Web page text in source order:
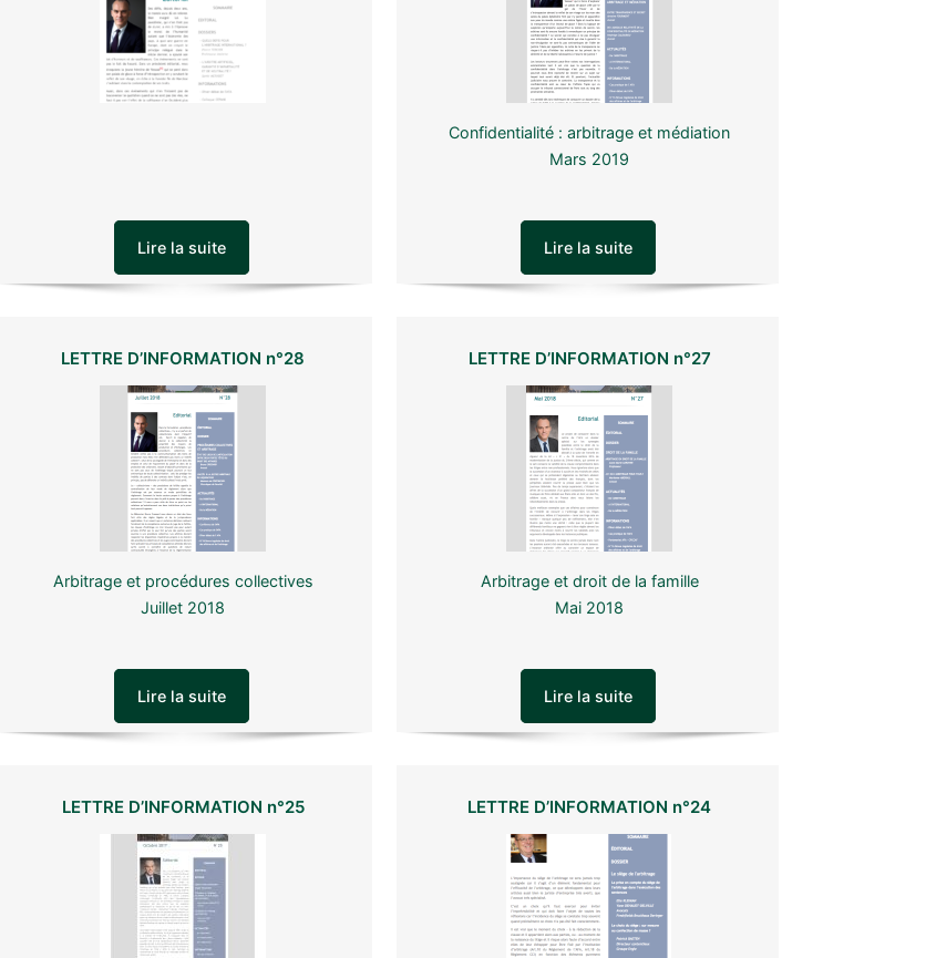
Lire la suite
Confidentialité : arbitrage et médiation
Mars 2019
Lire la suite
LETTRE D’INFORMATION n°28
Arbitrage et procédures collectives
Juillet 2018
Lire la suite
LETTRE D’INFORMATION n°27
Arbitrage et droit de la famille
Mai 2018
Lire la suite
LETTRE D’INFORMATION n°25 LETTRE D’INFORMATION n°24